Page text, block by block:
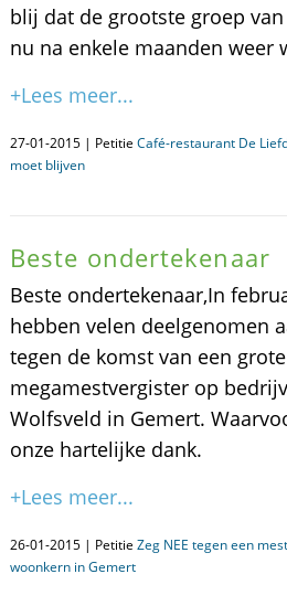
blij dat de grootste groep
nu na enkele maanden weer
+Lees meer...
27-01-2015 | Petitie Café-restaurant De
moet blijven
Beste ondertekenaar
Beste ondertekenaar,In
hebben velen deelgenomen
tegen de komst van een grote
megamestvergister op
Wolfsveld in Gemert.
onze hartelijke dank.
+Lees meer...
26-01-2015 | Petitie Zeg NEE tegen een
woonkern in Gemert